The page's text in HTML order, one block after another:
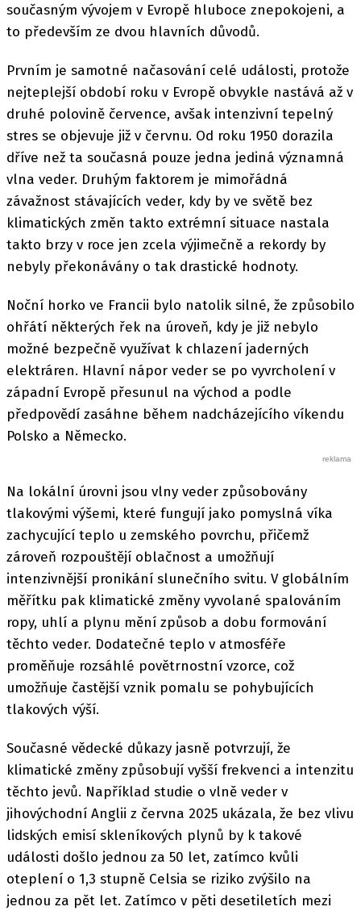
současným vývojem v Evropě hluboce znepokojeni, a
to především ze dvou hlavních důvodů.
Prvním je samotné načasování celé události, protože
nejteplejší období roku v Evropě obvykle nastává až v
druhé polovině července, avšak intenzivní tepelný
stres se objevuje již v červnu. Od roku 1950 dorazila
dříve než ta současná pouze jedna jediná významná
vlna veder. Druhým faktorem je mimořádná
závažnost stávajících veder, kdy by ve světě bez
klimatických změn takto extrémní situace nastala
takto brzy v roce jen zcela výjimečně a rekordy by
nebyly překonávány o tak drastické hodnoty.
Noční horko ve Francii bylo natolik silné, že způsobilo
ohřátí některých řek na úroveň, kdy je již nebylo
možné bezpečně využívat k chlazení jaderných
elektráren. Hlavní nápor veder se po vyvrcholení v
západní Evropě přesunul na východ a podle
předpovědí zasáhne během nadcházejícího víkendu
Polsko a Německo.
Na lokální úrovni jsou vlny veder způsobovány
tlakovými výšemi, které fungují jako pomyslná víka
zachycující teplo u zemského povrchu, přičemž
zároveň rozpouštějí oblačnost a umožňují
intenzivnější pronikání slunečního svitu. V globálním
měřítku pak klimatické změny vyvolané spalováním
ropy, uhlí a plynu mění způsob a dobu formování
těchto veder. Dodatečné teplo v atmosféře
proměňuje rozsáhlé povětrnostní vzorce, což
umožňuje častější vznik pomalu se pohybujících
tlakových výší.
Současné vědecké důkazy jasně potvrzují, že
klimatické změny způsobují vyšší frekvenci a intenzitu
těchto jevů. Například studie o vlně veder v
jihovýchodní Anglii z června 2025 ukázala, že bez vlivu
lidských emisí skleníkových plynů by k takové
události došlo jednou za 50 let, zatímco kvůli
oteplení o 1,3 stupně Celsia se riziko zvýšilo na
jednou za pět let. Zatímco v pěti desetiletích mezi